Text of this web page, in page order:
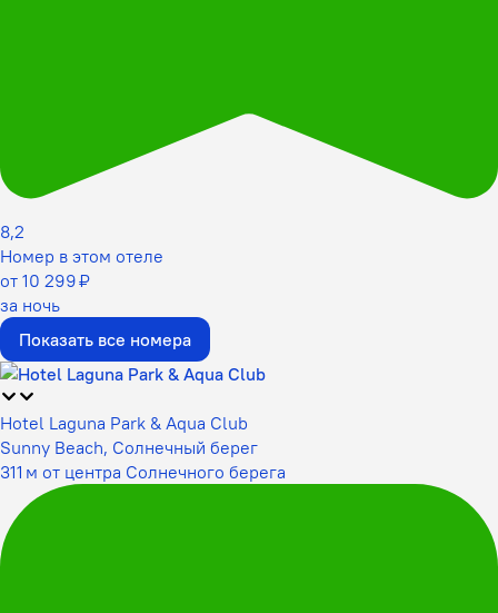
8,2
Номер в этом отеле
от 10 299 ₽
за ночь
Показать все номера
Hotel Laguna Park & Aqua Club
Sunny Beach, Солнечный берег
311 м от центра Солнечного берега